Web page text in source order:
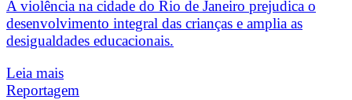
A violência na cidade do Rio de Janeiro prejudica o
desenvolvimento integral das crianças e amplia as
desigualdades educacionais.
Leia mais
Reportagem